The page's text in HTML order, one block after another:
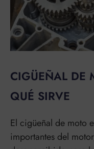
CIGÜEÑAL DE
QUÉ SIRVE
El cigüeñal de moto
importantes del